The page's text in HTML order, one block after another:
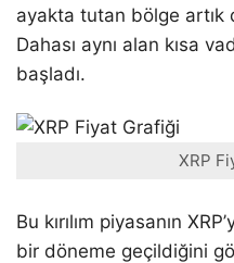
ayakta tutan bölge artık
Dahası aynı alan kısa
başladı.
XRP
Bu kırılım piyasanın
bir döneme geçildiğini